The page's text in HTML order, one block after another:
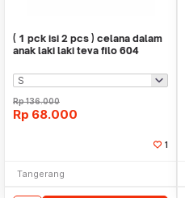
( 1 pck isi 2 pcs ) celana dalam
anak laki laki teva filo 604
Rp136.000
Rp 68.000
1
Tangerang